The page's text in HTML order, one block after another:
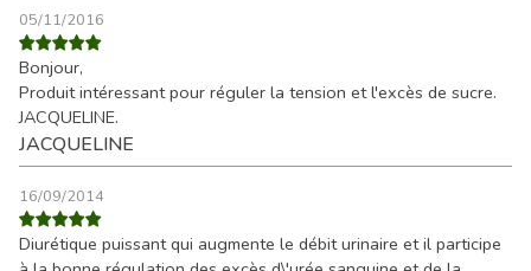
05/11/2016
Bonjour,
Produit intéressant pour réguler la tension et l'excès de sucre.
JACQUELINE.
JACQUELINE
16/09/2014
Diurétique puissant qui augmente le débit urinaire et il participe